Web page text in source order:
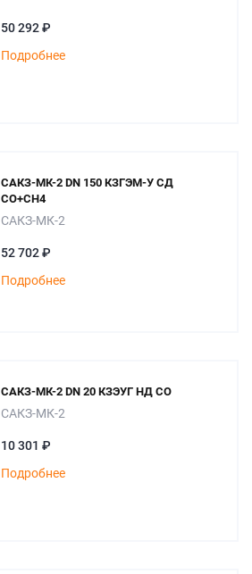
50 292 ₽
Подробнее
САКЗ-МК-2 DN 150 КЗГЭМ-У СД
СО+СН4
САКЗ-МК-2
52 702 ₽
Подробнее
САКЗ-МК-2 DN 20 КЗЭУГ НД СО
САКЗ-МК-2
10 301 ₽
Подробнее